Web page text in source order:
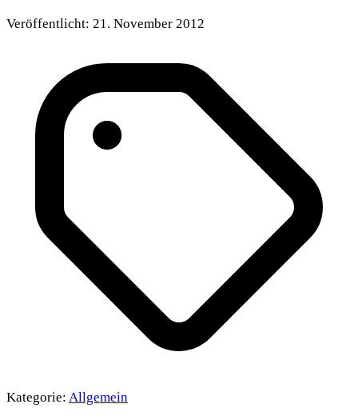
Veröffentlicht: 21. November 2012
Kategorie: Allgemein